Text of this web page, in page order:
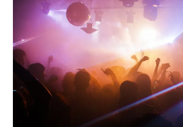
Libre
Partage